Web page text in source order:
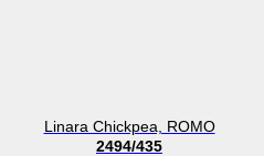
Linara Chickpea, ROMO
2494/435